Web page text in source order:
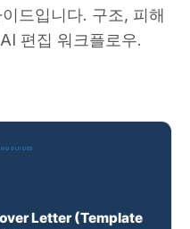
드입니다. 구조, 피해
편집 워크플로우.